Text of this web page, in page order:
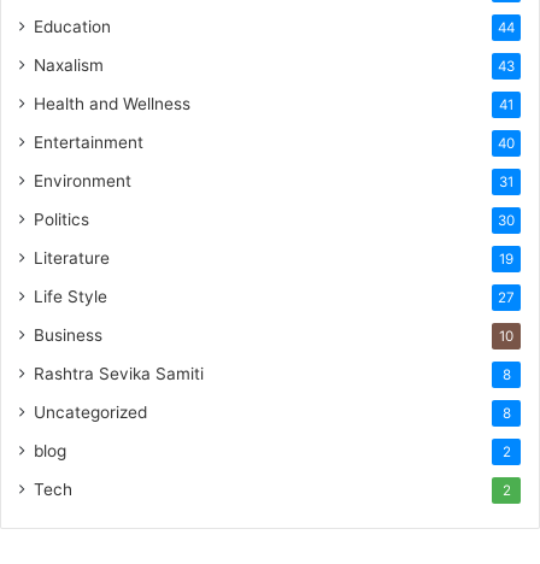
Education 44
Naxalism 43
Health and Wellness 41
Entertainment 40
Environment 31
Politics 30
Literature 19
Life Style 27
Business 10
Rashtra Sevika Samiti 8
Uncategorized 8
blog 2
Tech 2